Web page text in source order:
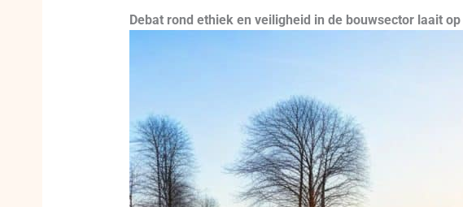
Debat rond ethiek en veiligheid in de bouwsector laait op